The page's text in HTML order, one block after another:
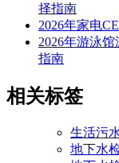
择指南
2026年家电
2026年游泳
指南
相关标签
生活污
地下水